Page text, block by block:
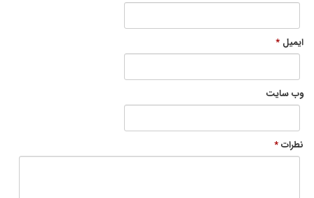
ایمیل *
وب سایت
نطرات*